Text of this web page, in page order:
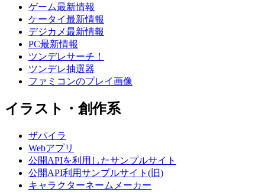
ゲーム最新情報
ケータイ最新情報
デジカメ最新情報
PC最新情報
ツンデレサーチ！
ツンデレ抽選器
ファミコンのプレイ画像
イラスト・創作系
ザパイラ
Webアプリ
公開APIを利用したサンプルサイト
公開API利用サンプルサイト(旧)
キャラクターネームメーカー